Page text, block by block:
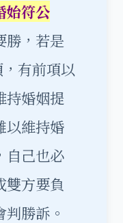
始符公
勝，若是
有前項以
持婚姻提
以維持婚
自己也必
雙方要負
勝訴。